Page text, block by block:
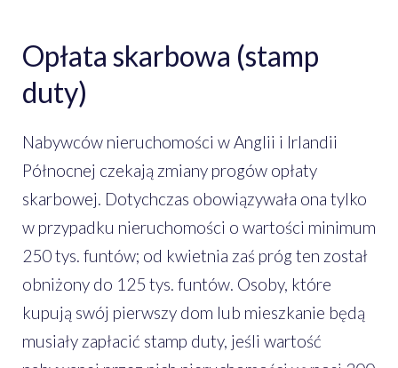
Opłata skarbowa (stamp
duty)
Nabywców nieruchomości w Anglii i Irlandii
Północnej czekają zmiany progów opłaty
skarbowej. Dotychczas obowiązywała ona tylko
w przypadku nieruchomości o wartości minimum
250 tys. funtów; od kwietnia zaś próg ten został
obniżony do 125 tys. funtów. Osoby, które
kupują swój pierwszy dom lub mieszkanie będą
musiały zapłacić stamp duty, jeśli wartość